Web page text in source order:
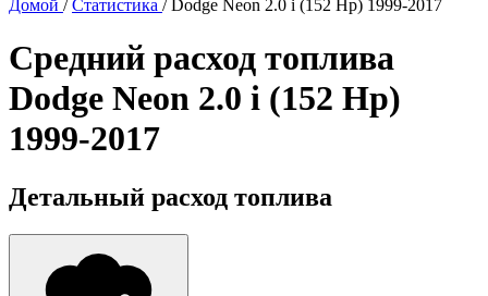
Домой / Статистика / Dodge Neon 2.0 i (152 Hp) 1999-2017
Средний расход топлива
Dodge Neon 2.0 i (152 Hp)
1999-2017
Детальный расход топлива